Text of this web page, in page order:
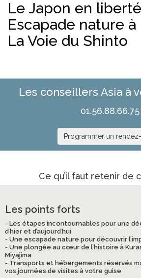
Le Japon en liberté
Escapade nature à
La Voie du Shinto
Les conseillers Asia à
01.56.88.66.75
Programmer un
Ce qu’il faut retenir de
Les points forts
- Les étapes incontournables pour une
d’hier et d’aujourd’hui
- Une escapade nature pour découvrir
- Une plongée au cœur de l’histoire à
Miyajima
- Transports et hébergements réservés
vos journées de visites à votre guise